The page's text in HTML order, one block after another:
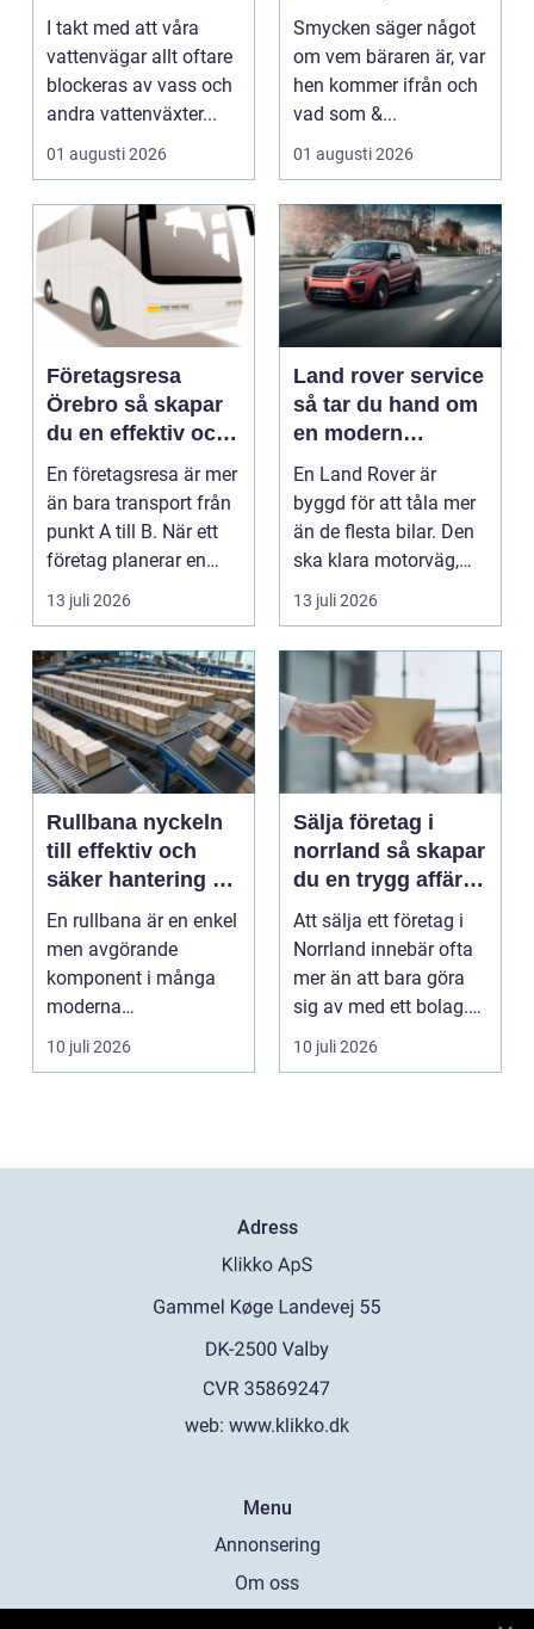
vattenlandskap
I takt med att våra
vattenvägar allt oftare
blockeras av vass och
andra vattenväxter...
01 augusti 2026
och personligt
uttryck
Smycken säger något
om vem bäraren är, var
hen kommer ifrån och
vad som &...
01 augusti 2026
Företagsresa
Örebro så skapar
du en effektiv och
minnesvärd resa
En företagsresa är mer
än bara transport från
punkt A till B. När ett
företag planerar en
resa för m...
13 juli 2026
Land rover service
så tar du hand om
en modern
klassiker
En Land Rover är
byggd för att tåla mer
än de flesta bilar. Den
ska klara motorväg,
stadstrafik, gru...
13 juli 2026
Rullbana nyckeln
till effektiv och
säker hantering av
gods
En rullbana är en enkel
men avgörande
komponent i många
moderna
verksamheter. Den
används för att fl...
10 juli 2026
Sälja företag i
norrland så skapar
du en trygg affär
från start till mål
Att sälja ett företag i
Norrland innebär ofta
mer än att bara göra
sig av med ett bolag.
För många ä...
10 juli 2026
Adress
web: www.klikko.dk
Menu
Annonsering
Om oss